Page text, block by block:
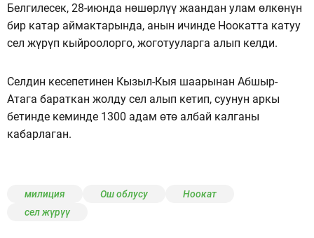
Белгилесек, 28-июнда нөшөрлүү жаандан улам өлкөнүн
бир катар аймактарында, анын ичинде Ноокатта катуу
сел жүрүп кыйроолорго, жоготууларга алып келди.
Селдин кесепетинен Кызыл-Кыя шаарынан Абшыр-
Атага бараткан жолду сел алып кетип, суунун аркы
бетинде кеминде 1300 адам өтө албай калганы
кабарлаган.
милиция Ош облусу
Ноокат
сел жүрүү